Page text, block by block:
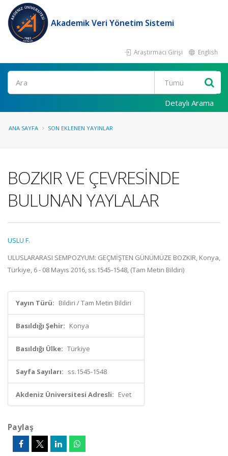
Akademik Veri Yönetim Sistemi
Araştırmacı Girişi English
Ara
Detaylı Arama
ANA SAYFA SON EKLENEN YAYINLAR
BOZKIR VE ÇEVRESİNDE
BULUNAN YAYLALAR
USLU F.
ULUSLARARASI SEMPOZYUM: GEÇMİŞTEN GÜNÜMÜZE BOZKIR, Konya,
Türkiye, 6 - 08 Mayıs 2016, ss.1545-1548, (Tam Metin Bildiri)
Yayın Türü: Bildiri / Tam Metin Bildiri
Basıldığı Şehir: Konya
Basıldığı Ülke: Türkiye
Sayfa Sayıları: ss.1545-1548
Akdeniz Üniversitesi Adresli: Evet
Paylaş